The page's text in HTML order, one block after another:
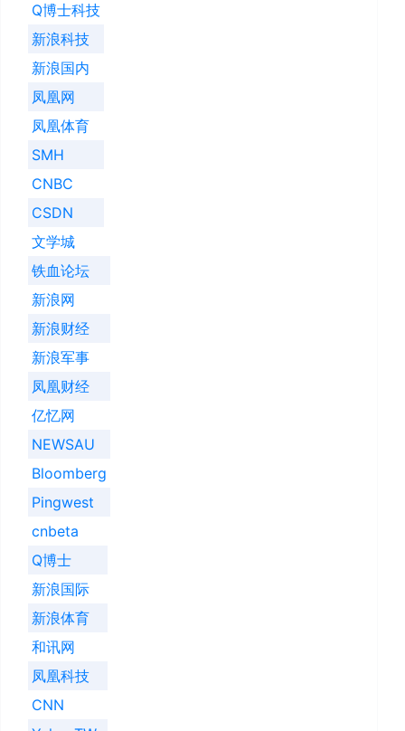
Q博士科技
新浪科技
新浪国内
凤凰网
凤凰体育
SMH
CNBC
CSDN
文学城
铁血论坛
新浪网
新浪财经
新浪军事
凤凰财经
亿忆网
NEWSAU
Bloomberg
Pingwest
cnbeta
Q博士
新浪国际
新浪体育
和讯网
凤凰科技
CNN